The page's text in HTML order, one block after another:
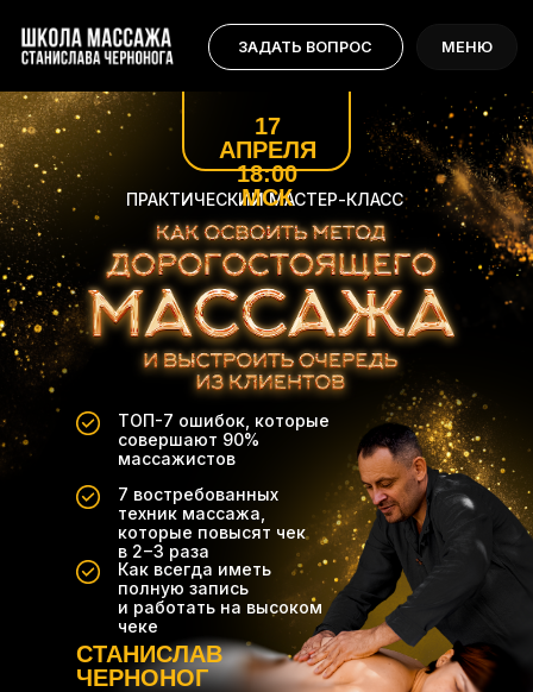
ЗАНЯТЬ МЕСТО БЕСПЛАТНО
ЗАДАТЬ ВОПРОС
ПРАКТИЧЕСКИЙ МАСТЕР-КЛАСС
ТОП-7 ошибок, которые
совершают 90%
массажистов
7 востребованных
техник массажа,
которые повысят чек
в 2−3 раза
Как всегда иметь
полную запись
и работать на высоком
чеке
СТАНИСЛАВ
ЧЕРНОНОГ
17
АПРЕЛЯ
18:00
МСК